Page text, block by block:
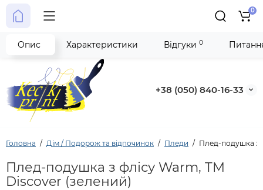
+38 (050) 840-16-33
0
Головна Дім / Подорож та відпочинок Пледи Плед-подушка з
Плед-подушка з флісу Warm, TM
Discover (зелений)
Опис Характеристики Відгуки 0